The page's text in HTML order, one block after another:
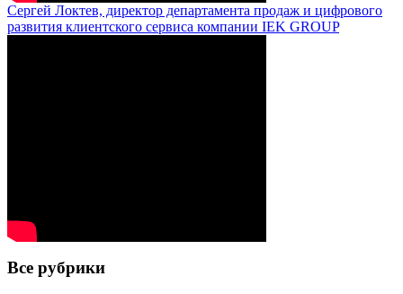
Сергей Локтев, директор департамента продаж и цифрового
развития клиентского сервиса компании IEK GROUP
Все рубрики